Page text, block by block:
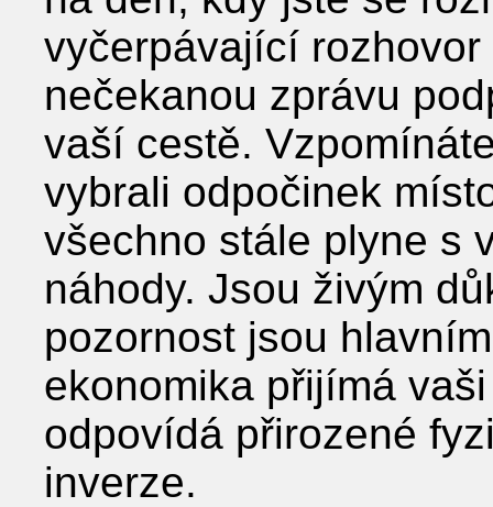
vyčerpávající
nečekanou zprávu
vaší cestě.
vybrali odpočinek
všechno stále plyne s
náhody. Jsou živým
pozornost jsou
ekonomika přijímá
odpovídá přirozené
inverze.